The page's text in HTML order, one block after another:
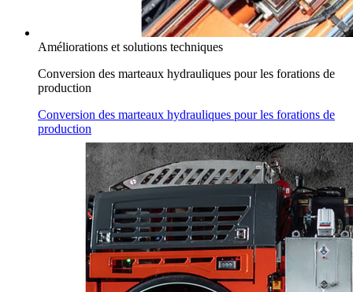
Améliorations et solutions techniques
Conversion des marteaux hydrauliques pour les forations de
production
Conversion des marteaux hydrauliques pour les forations de
production